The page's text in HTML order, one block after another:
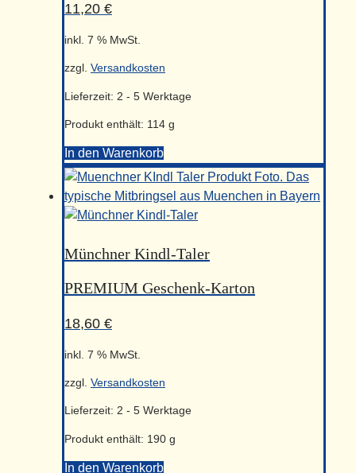
11,20 €
inkl. 7 % MwSt.
zzgl. Versandkosten
Lieferzeit: 2 - 5 Werktage
Produkt enthält: 114 g
In den Warenkorb
Münchner
Kindl
Taler
Münchner Kindl-Taler
PREMIUM Geschenk-Karton
18,60 €
inkl. 7 % MwSt.
zzgl. Versandkosten
Lieferzeit: 2 - 5 Werktage
Produkt enthält: 190 g
In den Warenkorb